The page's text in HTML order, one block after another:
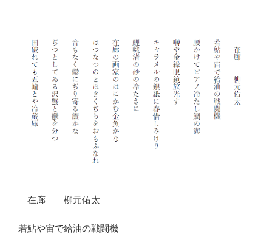
在廊 柳元佑太
若鮎や宙で給油の戦闘機